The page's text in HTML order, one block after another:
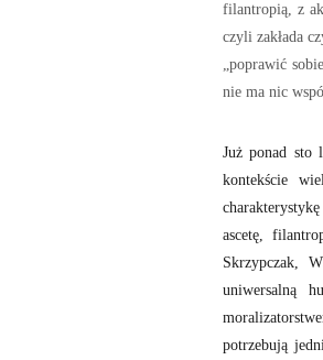
filantropią, z
czyli zakłada
„poprawić
nie ma nic
Już ponad sto
kontekście
ascetę,
Skrzypczak,
uniwersalną
potrzebują